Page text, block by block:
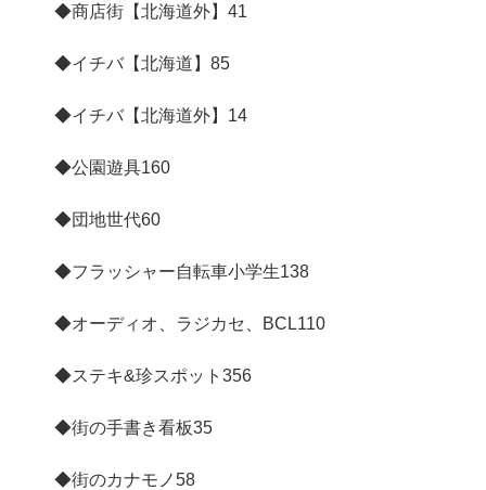
◆商店街【北海道外】 41
◆イチバ【北海道】 85
◆イチバ【北海道外】 14
◆公園遊具160
◆団地世代60
◆フラッシャー自転車小学生138
◆オーディオ、ラジカセ、BCL110
◆ステキ&珍スポット 356
◆街の手書き看板35
◆街のカナモノ58